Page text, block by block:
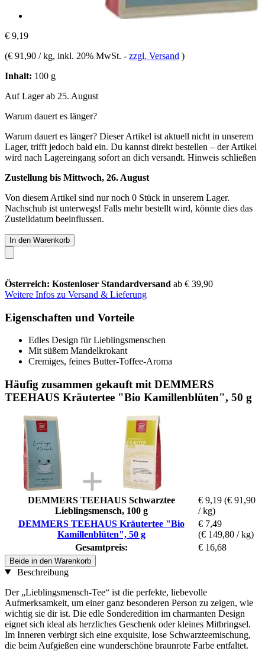
€ 9,19
(€ 91,90 / kg, inkl. 20% MwSt. - zzgl. Versand )
Inhalt: 100 g
Auf Lager ab 25. August
Warum dauert es länger?
Warum dauert es länger? Dieser Artikel ist aktuell nicht in unserem
Lager, trifft jedoch bald ein. Du kannst direkt bestellen – der Artikel
wird nach Lagereingang sofort an dich versandt. Hinweis schließen
Zustellung bis Mittwoch, 26. August
Von diesem Artikel sind nur noch 0 Stück in unserem Lager.
Nachschub ist unterwegs! Falls mehr bestellt wird, könnte dies das
Zustelldatum beeinflussen.
In den Warenkorb
Österreich: Kostenloser Standardversand ab € 39,90
Weitere Infos zu Versand & Lieferung
Eigenschaften und Vorteile
Edles Design für Lieblingsmenschen
Mit süßem Mandelkrokant
Cremiges, feines Butter-Toffee-Aroma
Häufig zusammen gekauft mit DEMMERS
TEEHAUS Kräutertee "Bio Kamillenblüten", 50 g
DEMMERS TEEHAUS Schwarztee
Lieblingsmensch, 100 g
€ 9,19 (€ 91,90
/ kg)
DEMMERS TEEHAUS Kräutertee "Bio
Kamillenblüten", 50 g
€ 7,49
(€ 149,80 / kg)
Gesamtpreis:
€ 16,68
Beide in den Warenkorb
Beschreibung
Der „Lieblingsmensch-Tee“ ist die perfekte, liebevolle
Aufmerksamkeit, um einer ganz besonderen Person zu zeigen, wie
wichtig sie dir ist. Die edle Sonderedition im charmanten Design
eignet sich ideal als herzliches Geschenk oder kleines Mitbringsel.
Im Inneren verbirgt sich eine exquisite, lose Schwarzteemischung,
die beim Aufgießen eine wunderschöne braunrote Farbe entfaltet.